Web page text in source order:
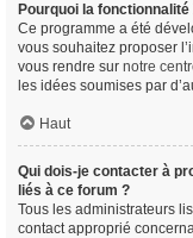
Pourquoi la
Ce programme a été
vous souhaitez proposer
vous rendre sur notre
les idées soumises par
Haut
Qui dois-je contacter à
liés à ce forum ?
Tous les administrateurs
contact approprié